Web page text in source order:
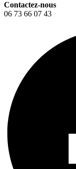
Contactez-nous
06 73 66 07 43